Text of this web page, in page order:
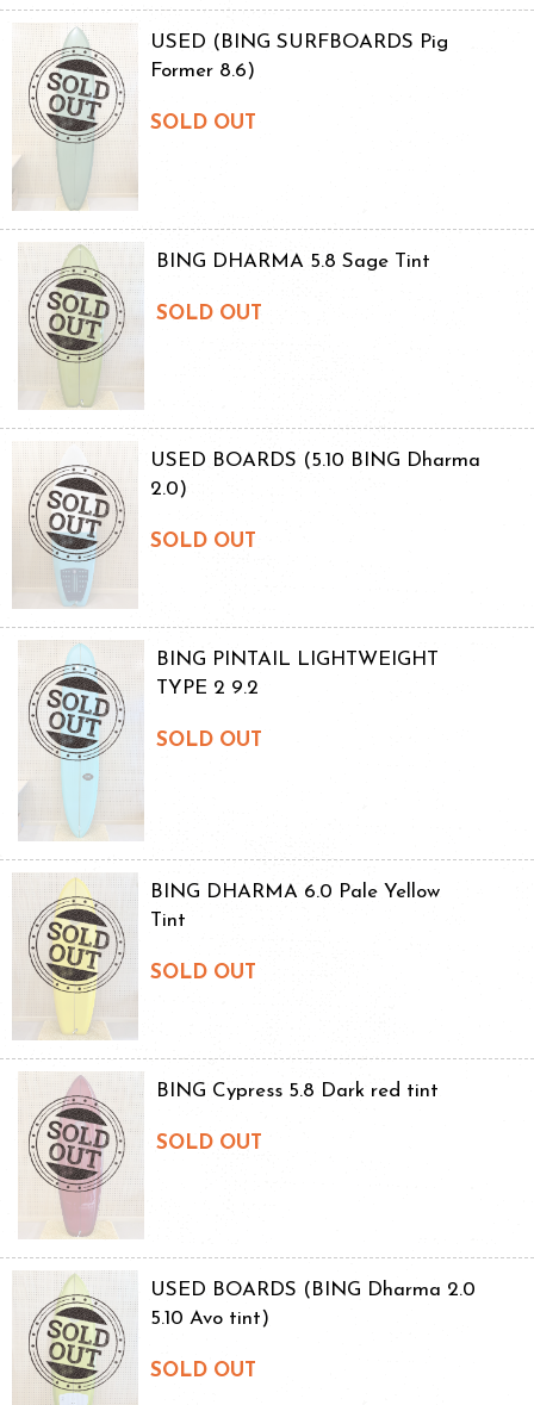
USED (BING SURFBOARDS Pig
Former 8.6)
SOLD OUT
BING DHARMA 5.8 Sage Tint
SOLD OUT
USED BOARDS (5.10 BING Dharma
2.0)
SOLD OUT
BING PINTAIL LIGHTWEIGHT
TYPE 2 9.2
SOLD OUT
BING DHARMA 6.0 Pale Yellow
Tint
SOLD OUT
BING Cypress 5.8 Dark red tint
SOLD OUT
USED BOARDS (BING Dharma 2.0
5.10 Avo tint)
SOLD OUT